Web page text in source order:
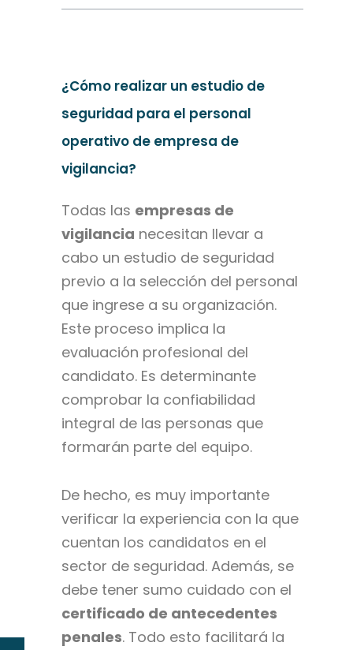
¿Cómo realizar un estudio de
seguridad para el personal
operativo de empresa de
vigilancia?
Todas las empresas de
vigilancia necesitan llevar a
cabo un estudio de seguridad
previo a la selección del personal
que ingrese a su organización.
Este proceso implica la
evaluación profesional del
candidato. Es determinante
comprobar la confiabilidad
integral de las personas que
formarán parte del equipo.
De hecho, es muy importante
verificar la experiencia con la que
cuentan los candidatos en el
sector de seguridad. Además, se
debe tener sumo cuidado con el
certificado de antecedentes
penales. Todo esto facilitará la